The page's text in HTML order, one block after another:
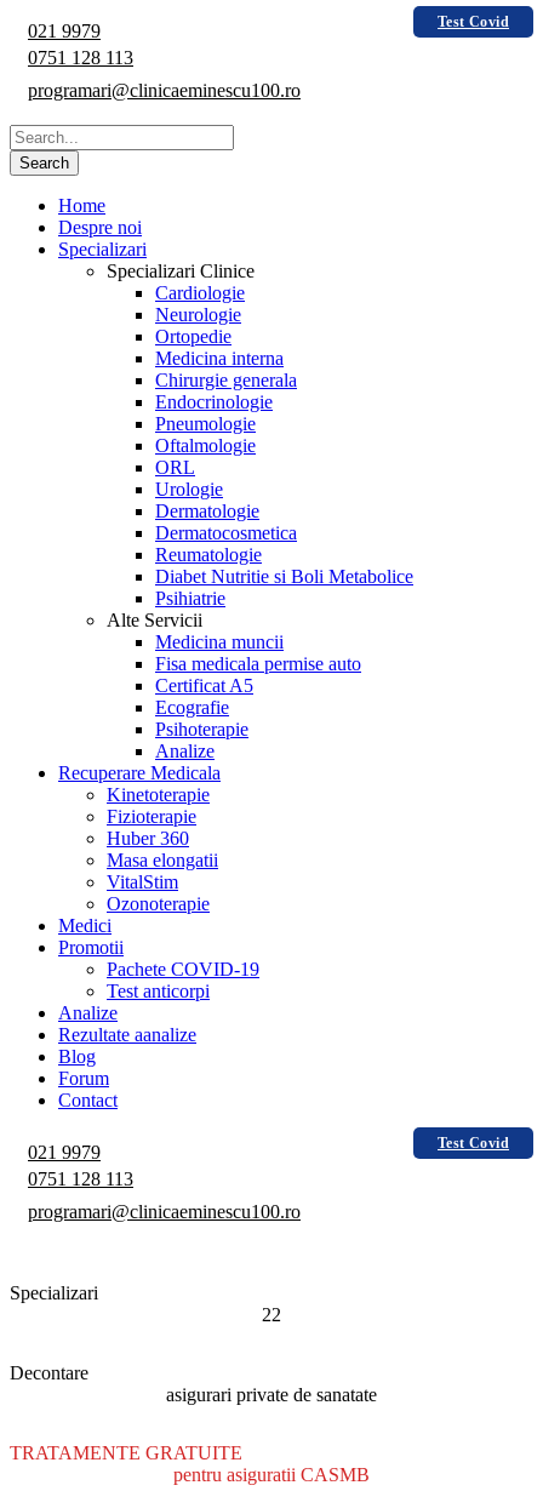
021 9979
0751 128 113
programari@clinicaeminescu100.ro
Test Covid
Home
Despre noi
Specializari
Specializari Clinice
Cardiologie
Neurologie
Ortopedie
Medicina interna
Chirurgie generala
Endocrinologie
Pneumologie
Oftalmologie
ORL
Urologie
Dermatologie
Dermatocosmetica
Reumatologie
Diabet Nutritie si Boli Metabolice
Psihiatrie
Alte Servicii
Medicina muncii
Fisa medicala permise auto
Certificat A5
Ecografie
Psihoterapie
Analize
Recuperare Medicala
Kinetoterapie
Fizioterapie
Huber 360
Masa elongatii
VitalStim
Ozonoterapie
Medici
Promotii
Pachete COVID-19
Test anticorpi
Analize
Rezultate aanalize
Blog
Forum
Contact
021 9979
0751 128 113
programari@clinicaeminescu100.ro
Test Covid
Specializari
22
Decontare
asigurari private de sanatate
TRATAMENTE GRATUITE
pentru asiguratii CASMB